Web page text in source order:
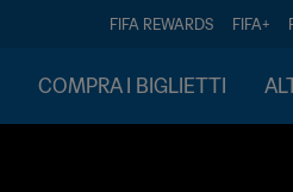
FIFA REWARDS FIFA+
COMPRA I BIGLIETTI